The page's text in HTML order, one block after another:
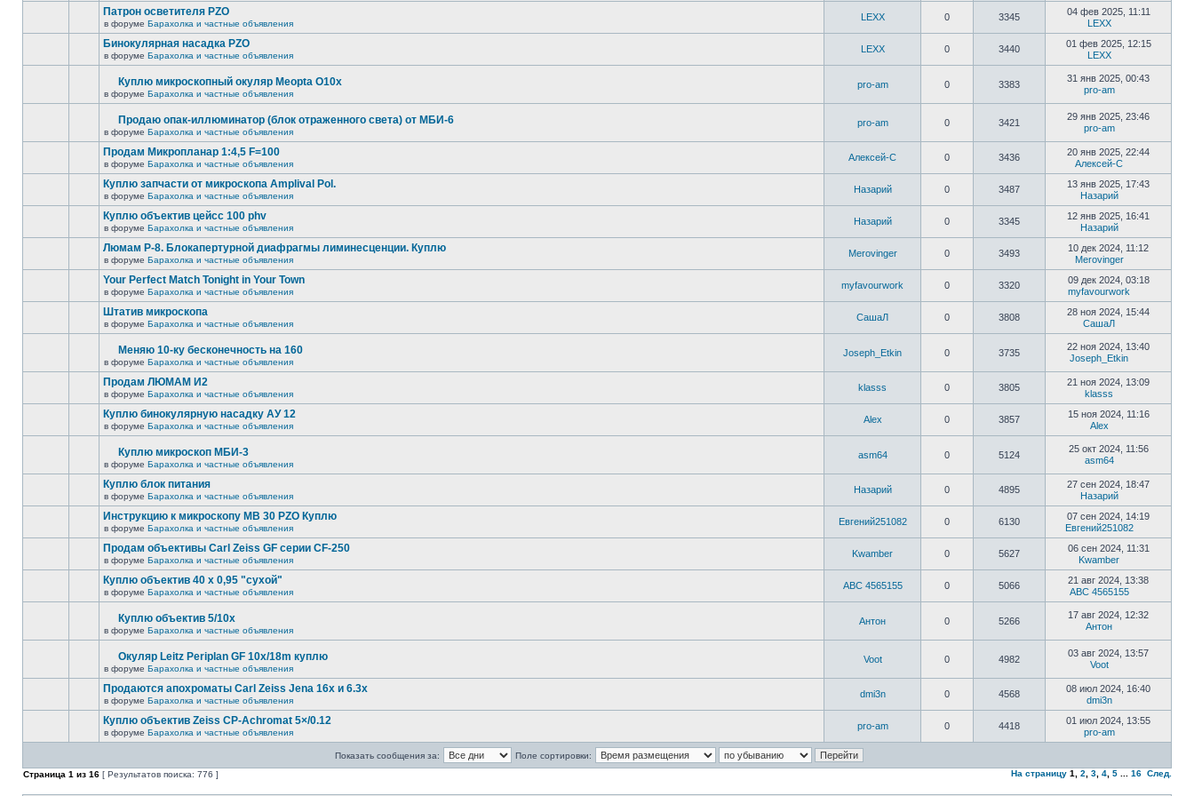
Патрон осветителя PZO
в форуме Барахолка и частные объявления
LEXX 0 3345
04 фев 2025, 11:11
LEXX
Бинокулярная насадка PZO
в форуме Барахолка и частные объявления
LEXX 0 3440
01 фев 2025, 12:15
LEXX
Куплю микроскопный окуляр Meopta O10x
в форуме Барахолка и частные объявления
pro-am 0 3383
31 янв 2025, 00:43
pro-am
Продаю опак-иллюминатор (блок отраженного света) от МБИ-6
в форуме Барахолка и частные объявления
pro-am 0 3421
29 янв 2025, 23:46
pro-am
Продам Микропланар 1:4,5 F=100
в форуме Барахолка и частные объявления
Алексей-С 0 3436
20 янв 2025, 22:44
Алексей-С
Куплю запчасти от микроскопа Amplival Pol.
в форуме Барахолка и частные объявления
Назарий 0 3487
13 янв 2025, 17:43
Назарий
Куплю объектив цейсс 100 phv
в форуме Барахолка и частные объявления
Назарий 0 3345
12 янв 2025, 16:41
Назарий
Люмам Р-8. Блокапертурной диафрагмы лиминесценции. Куплю
в форуме Барахолка и частные объявления
Merovinger 0 3493
10 дек 2024, 11:12
Merovinger
Your Perfect Match Tonight in Your Town
в форуме Барахолка и частные объявления
myfavourwork 0 3320
09 дек 2024, 03:18
myfavourwork
Штатив микроскопа
в форуме Барахолка и частные объявления
СашаЛ 0 3808
28 ноя 2024, 15:44
СашаЛ
Меняю 10-ку бесконечность на 160
в форуме Барахолка и частные объявления
Joseph_Etkin 0 3735
22 ноя 2024, 13:40
Joseph_Etkin
Продам ЛЮМАМ И2
в форуме Барахолка и частные объявления
klasss 0 3805
21 ноя 2024, 13:09
klasss
Куплю бинокулярную насадку АУ 12
в форуме Барахолка и частные объявления
Alex 0 3857
15 ноя 2024, 11:16
Alex
Куплю микроскоп МБИ-3
в форуме Барахолка и частные объявления
asm64 0 5124
25 окт 2024, 11:56
asm64
Куплю блок питания
в форуме Барахолка и частные объявления
Назарий 0 4895
27 сен 2024, 18:47
Назарий
Инструкцию к микроскопу MB 30 PZO Куплю
в форуме Барахолка и частные объявления
Евгений251082 0 6130
07 сен 2024, 14:19
Евгений251082
Продам объективы Carl Zeiss GF серии CF-250
в форуме Барахолка и частные объявления
Kwamber 0 5627
06 сен 2024, 11:31
Kwamber
Куплю объектив 40 х 0,95 "сухой"
в форуме Барахолка и частные объявления
ABC 4565155 0 5066
21 авг 2024, 13:38
ABC 4565155
Куплю объектив 5/10х
в форуме Барахолка и частные объявления
Антон 0 5266
17 авг 2024, 12:32
Антон
Окуляр Leitz Periplan GF 10x/18m куплю
в форуме Барахолка и частные объявления
Voot 0 4982
03 авг 2024, 13:57
Voot
Продаются апохроматы Carl Zeiss Jena 16x и 6.3x
в форуме Барахолка и частные объявления
dmi3n 0 4568
08 июл 2024, 16:40
dmi3n
Куплю объектив Zeiss CP-Achromat 5×/0.12
в форуме Барахолка и частные объявления
pro-am 0 4418
01 июл 2024, 13:55
pro-am
Показать сообщения за:
Поле сортировки:
Страница 1 из 16 [ Результатов поиска: 776 ] На страницу 1 2 3 4 5 16 След.